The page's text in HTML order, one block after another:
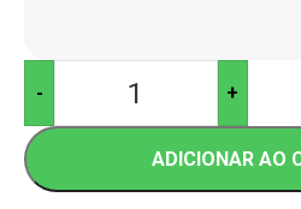
- +
ADICIONAR AO